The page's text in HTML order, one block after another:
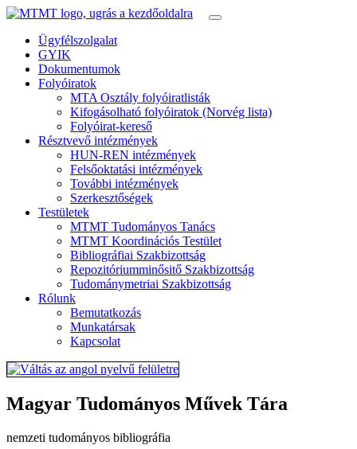
Ügyfélszolgalat
GYIK
Dokumentumok
Folyóiratok
MTA Osztály folyóiratlisták
Kifogásolható folyóiratok (Norvég lista)
Folyóirat-kereső
Résztvevő intézmények
HUN-REN intézmények
Felsőoktatási intézmények
További intézmények
Szerkesztőségek
Testületek
MTMT Tudományos Tanács
MTMT Koordinációs Testület
Bibliográfiai Szakbizottság
Repozitóriumminősitő Szakbizottság
Tudománymetriai Szakbizottság
Rólunk
Bemutatkozás
Munkatársak
Kapcsolat
Magyar Tudományos Művek Tára
nemzeti tudományos bibliográfia